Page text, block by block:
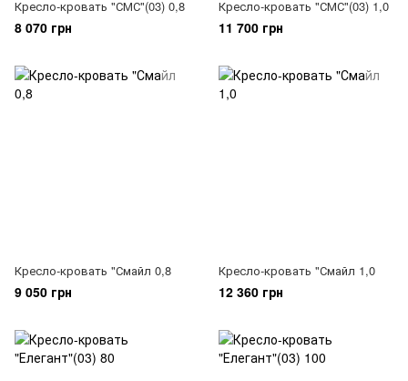
Кресло-кровать "СМС"(03) 0,8
8 070 грн
Кресло-кровать "СМС"(03) 1,0
11 700 грн
Кресло-кровать "Смайл 0,8
9 050 грн
Кресло-кровать "Смайл 1,0
12 360 грн